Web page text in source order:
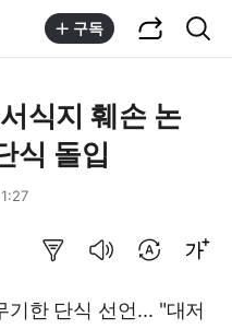
구독
식지 훼손 논
식 돌입
기한 단식 선언... "대저